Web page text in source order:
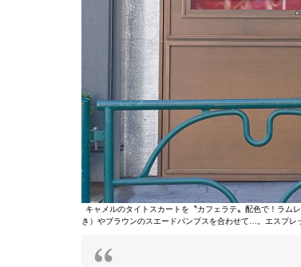
キャメルのタイトスカートを〝カフェラテ〟配色で！ラム
き）やブラウンのスエードパンプスを合わせて…。エスプレ